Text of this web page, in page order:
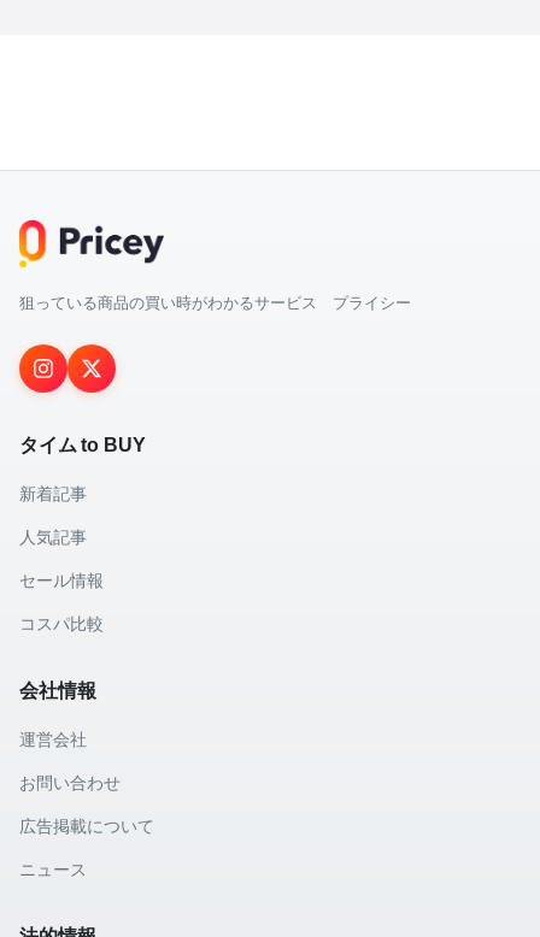
狙っている商品の買い時がわかるサービス プライシー
タイム to BUY
新着記事
人気記事
セール情報
コスパ比較
会社情報
運営会社
お問い合わせ
広告掲載について
ニュース